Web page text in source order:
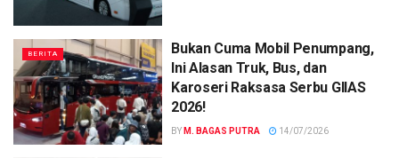
BERITA
Bukan Cuma Mobil Penumpang,
Ini Alasan Truk, Bus, dan
Karoseri Raksasa Serbu GIIAS
2026!
BY M. BAGAS PUTRA 14/07/2026